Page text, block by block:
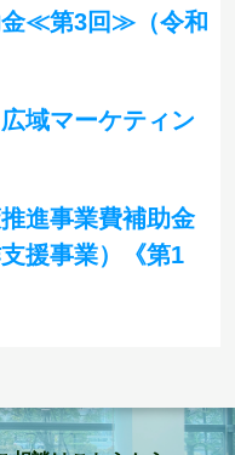
金≪第3回≫（令和
域マーケティン
進事業費補助金
援事業）《第1